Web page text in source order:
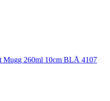
Mugg 260ml 10cm BLÅ 4107